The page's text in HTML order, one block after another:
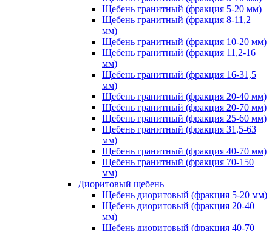
Щебень гранитный (фракция 5-20 мм)
Щебень гранитный (фракция 8-11,2
мм)
Щебень гранитный (фракция 10-20 мм)
Щебень гранитный (фракция 11,2-16
мм)
Щебень гранитный (фракция 16-31,5
мм)
Щебень гранитный (фракция 20-40 мм)
Щебень гранитный (фракция 20-70 мм)
Щебень гранитный (фракция 25-60 мм)
Щебень гранитный (фракция 31,5-63
мм)
Щебень гранитный (фракция 40-70 мм)
Щебень гранитный (фракция 70-150
мм)
Диоритовый щебень
Щебень диоритовый (фракция 5-20 мм)
Щебень диоритовый (фракция 20-40
мм)
Щебень диоритовый (фракция 40-70